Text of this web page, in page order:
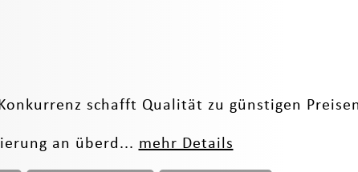
schafft Qualität zu günstigen
an überd... mehr Details